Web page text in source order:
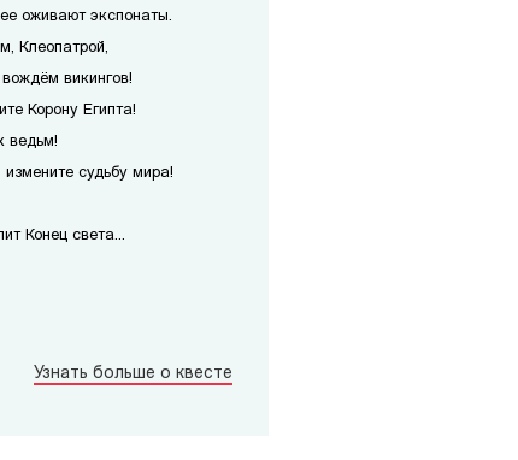
оживают экспонаты.
Клеопатрой,
викингов!
Корону Египта!
ведьм!
судьбу мира!
Конец света...
Узнать больше о квесте